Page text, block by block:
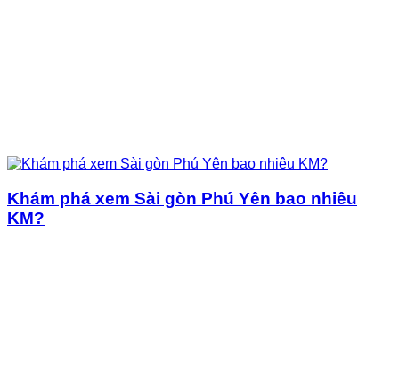
Khám phá xem Sài gòn Phú Yên bao nhiêu
KM?